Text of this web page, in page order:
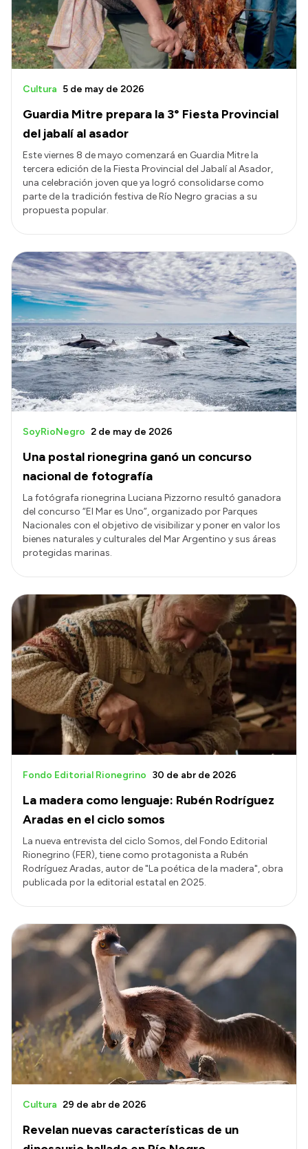
Guardia Mitre prepara la 3° Fiesta Provincial
del jabalí al asador
Cultura 5 de may de 2026
Este viernes 8 de mayo comenzará en Guardia Mitre la
tercera edición de la Fiesta Provincial del Jabalí al Asador,
una celebración joven que ya logró consolidarse como
parte de la tradición festiva de Río Negro gracias a su
propuesta popular.
Una postal rionegrina ganó un concurso
nacional de fotografía
SoyRioNegro 2 de may de 2026
La fotógrafa rionegrina Luciana Pizzorno resultó ganadora
del concurso “El Mar es Uno”, organizado por Parques
Nacionales con el objetivo de visibilizar y poner en valor los
bienes naturales y culturales del Mar Argentino y sus áreas
protegidas marinas.
La madera como lenguaje: Rubén Rodríguez
Aradas en el ciclo somos
Fondo Editorial Rionegrino 30 de abr de 2026
La nueva entrevista del ciclo Somos, del Fondo Editorial
Rionegrino (FER), tiene como protagonista a Rubén
Rodríguez Aradas, autor de "La poética de la madera", obra
publicada por la editorial estatal en 2025.
Revelan nuevas características de un
Cultura 29 de abr de 2026